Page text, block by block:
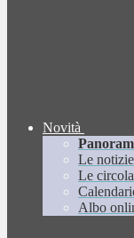
Novità
Le notizie
Le
Albo